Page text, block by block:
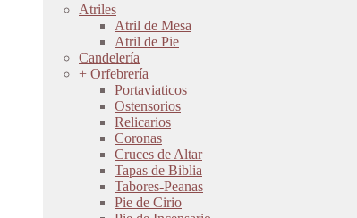
Atriles
Atril de Mesa
Atril de Pie
Candelería
+ Orfebrería
Portaviaticos
Ostensorios
Relicarios
Coronas
Cruces de Altar
Tapas de Biblia
Tabores-Peanas
Pie de Cirio